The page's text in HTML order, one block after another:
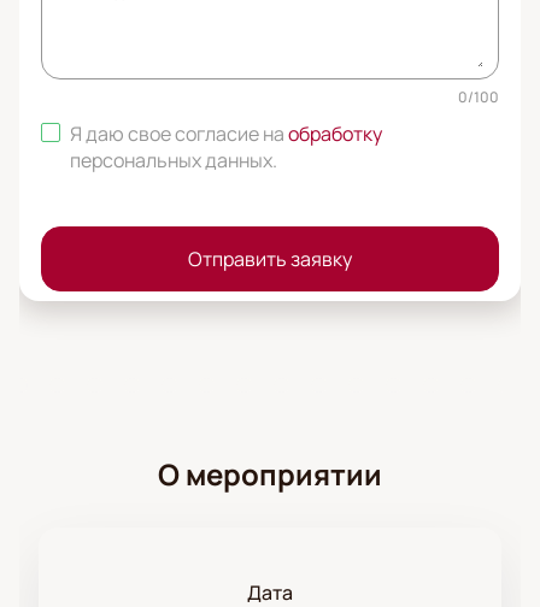
0/100
Я даю свое согласие наобработку
персональных данных.
Отправить заявку
О мероприятии
Дата